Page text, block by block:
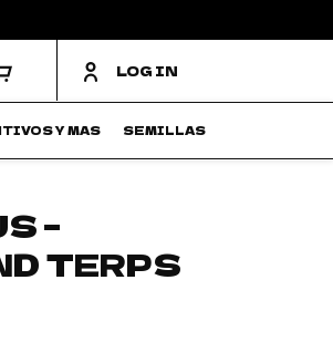
LOG IN
Y MAS SEMILLAS
–
TERPS